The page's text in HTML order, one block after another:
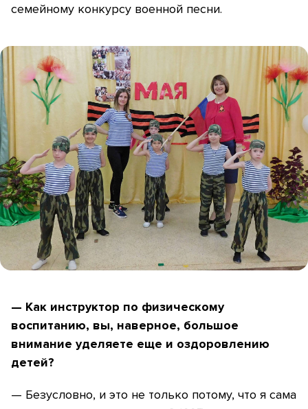
семейному конкурсу военной песни.
— Как инструктор по физическому
воспитанию, вы, наверное, большое
внимание уделяете еще и оздоровлению
детей?
— Безусловно, и это не только потому, что я сама